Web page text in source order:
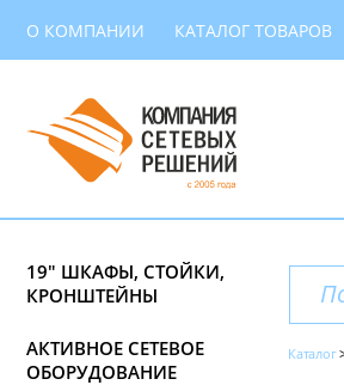
О КОМПАНИИ КАТАЛОГ ТОВАРОВ
19" ШКАФЫ, СТОЙКИ,
КРОНШТЕЙНЫ
АКТИВНОЕ СЕТЕВОЕ
ОБОРУДОВАНИЕ
Каталог